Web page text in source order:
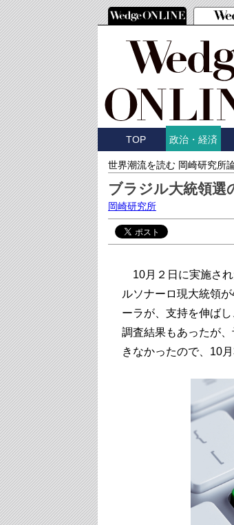
TOP 政治・経済
世界潮流を読む 岡崎研究所
ブラジル大統領選
岡崎研究所
10月２日に実施され
ルソナーロ現大統領
ーラが、支持を伸ば
調査結果もあったが
きなかったので、10